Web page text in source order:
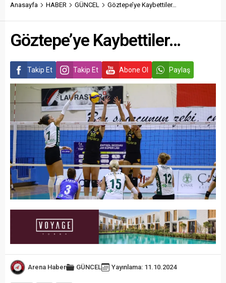
Anasayfa HABER GÜNCEL Göztepe’ye Kaybettiler…
Göztepe’ye Kaybettiler…
Takip Et Takip Et Abone Ol Paylaş
Arena Haber GÜNCEL Yayınlama: 11.10.2024